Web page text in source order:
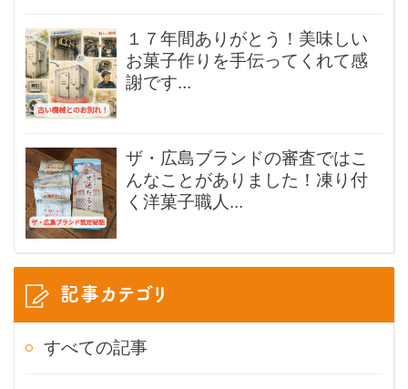
１７年間ありがとう！美味しい
お菓子作りを手伝ってくれて感
謝です...
ザ・広島ブランドの審査ではこ
んなことがありました！凍り付
く洋菓子職人...
記事カテゴリ
すべての記事